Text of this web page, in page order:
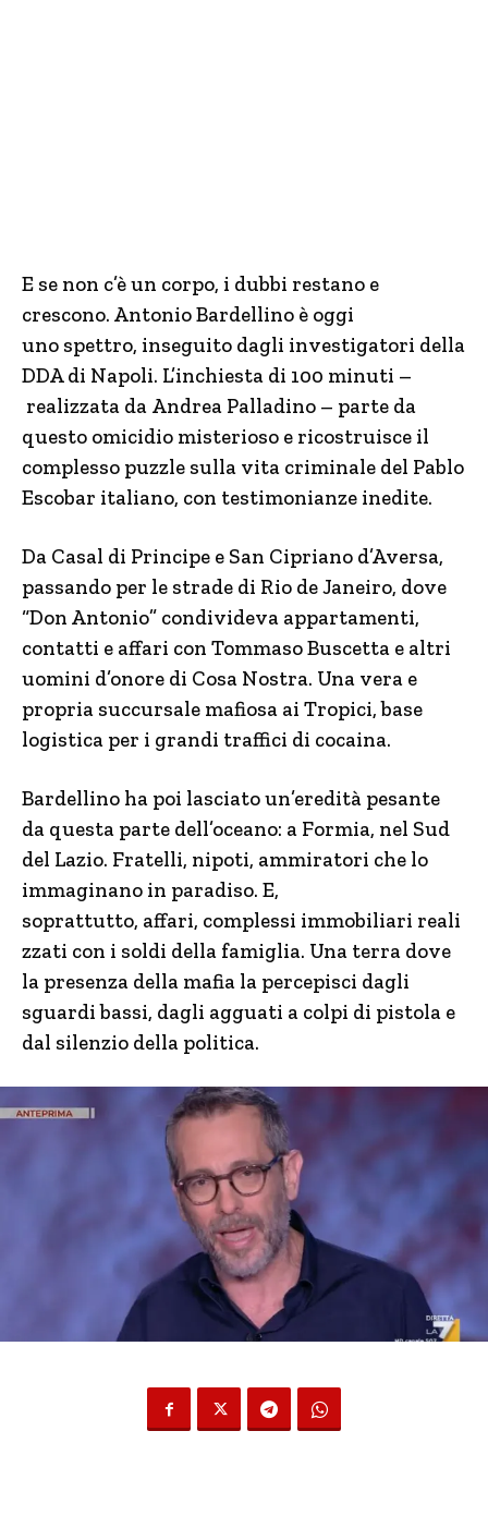
E se non c’è un corpo, i dubbi restano e
crescono. Antonio Bardellino è oggi
uno spettro, inseguito dagli investigatori della
DDA di Napoli. L’inchiesta di 100 minuti –
realizzata da Andrea Palladino – parte da
questo omicidio misterioso e ricostruisce il
complesso puzzle sulla vita criminale del Pablo
Escobar italiano, con testimonianze inedite.
Da Casal di Principe e San Cipriano d’Aversa,
passando per le strade di Rio de Janeiro, dove
“Don Antonio” condivideva appartamenti,
contatti e affari con Tommaso Buscetta e altri
uomini d’onore di Cosa Nostra. Una vera e
propria succursale mafiosa ai Tropici, base
logistica per i grandi traffici di cocaina.
Bardellino ha poi lasciato un’eredità pesante
da questa parte dell’oceano: a Formia, nel Sud
del Lazio. Fratelli, nipoti, ammiratori che lo
immaginano in paradiso. E,
soprattutto, affari, complessi immobiliari reali
zzati con i soldi della famiglia. Una terra dove
la presenza della mafia la percepisci dagli
sguardi bassi, dagli agguati a colpi di pistola e
dal silenzio della politica.